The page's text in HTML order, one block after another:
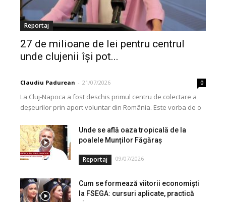
Reportaj
27 de milioane de lei pentru centrul
unde clujenii își pot...
Claudiu Padurean - 21/07/2026 0
La Cluj-Napoca a fost deschis primul centru de colectare a
deșeurilor prin aport voluntar din România. Este vorba de o
Unde se află oaza tropicală de la
poalele Munților Făgăraș
Reportaj 09/07/2026
Cum se formează viitorii economiști
la FSEGA: cursuri aplicate, practică